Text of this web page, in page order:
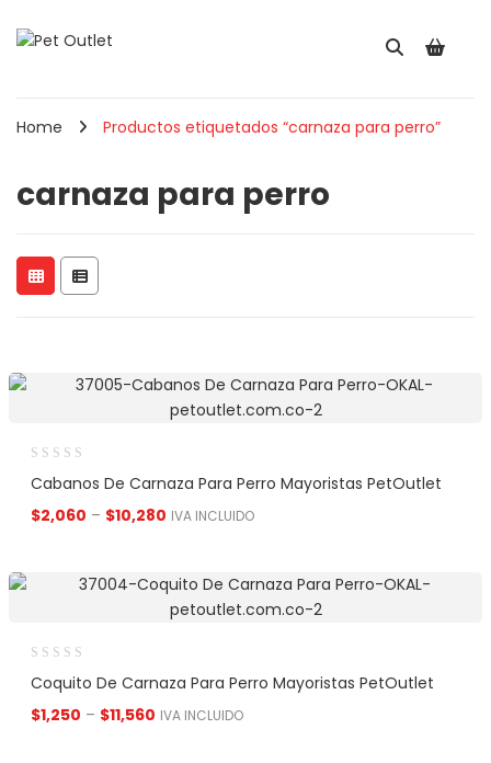
Home Productos etiquetados “carnaza para perro”
carnaza para perro
Cabanos De Carnaza Para Perro Mayoristas PetOutlet
$2,060 – $10,280 IVA INCLUIDO
Coquito De Carnaza Para Perro Mayoristas PetOutlet
$1,250 – $11,560 IVA INCLUIDO